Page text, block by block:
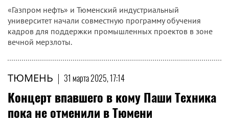
«Газпром нефть» и Тюменский индустриальный
университет начали совместную программу обучения
кадров для поддержки промышленных проектов в зоне
вечной мерзлоты.
ТЮМЕНЬ | 31 марта 2025, 17:14
Концерт впавшего в кому Паши Техника
пока не отменили в Тюмени